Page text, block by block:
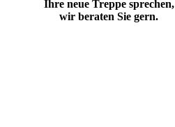
Ihre neue Treppe sprechen,
wir beraten Sie gern.